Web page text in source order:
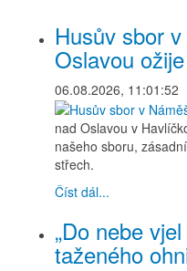
Husův sbor
Oslavou ožije
06.08.2026, 11:01:52
nad Oslavou v
našeho sboru,
střech.
Číst dál...
„Do nebe
taženého